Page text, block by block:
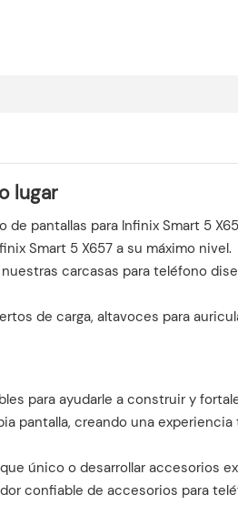
lugar
pantallas para Infinix Smart 5
Smart 5 X657 a su máximo nivel.
carcasas para teléfono
de carga, altavoces para
para ayudarle a construir y
pantalla, creando una
único o desarrollar accesorios
confiable de accesorios para